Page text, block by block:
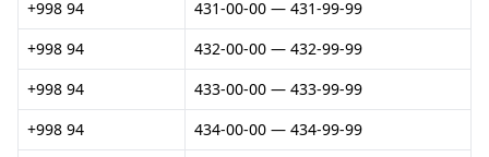
+998 94
431-00-00 — 431-99-99
+998 94
432-00-00 — 432-99-99
+998 94
433-00-00 — 433-99-99
+998 94
434-00-00 — 434-99-99